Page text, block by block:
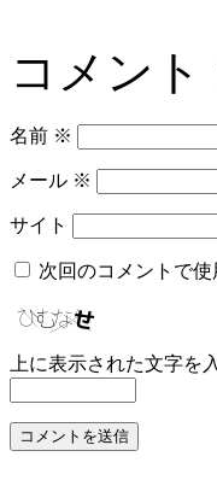
コメント
名前 ※
メール ※
サイト
次回のコメントで
上に表示された文字を